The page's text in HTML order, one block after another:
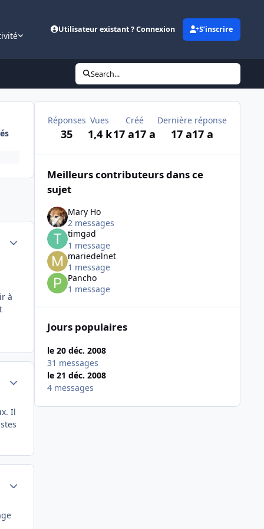
Utilisateur existant ? Connexion S’inscrire
Search...
Author stats
à
Author stats
Il
Réponses
35
Vues
1,4 k
Créé
17 a17 a
Dernière réponse
17 a17 a
Meilleurs contributeurs dans ce
sujet
Mary Ho
2 messages
timgad
1 message
mariedelnet
1 message
Pancho
1 message
Jours populaires
le 20 déc. 2008
31 messages
le 21 déc. 2008
4 messages